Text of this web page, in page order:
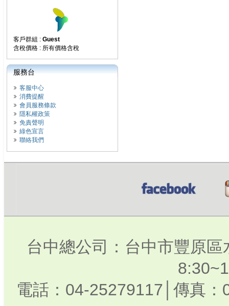
客戶群組 : Guest
含稅價格 : 所有價格含稅
服務台
客服中心
消費提醒
會員服務條款
隱私權政策
免責聲明
綠色宣言
聯絡我們
台中總公司：台中市豐原
電話：04-25279117│傳真